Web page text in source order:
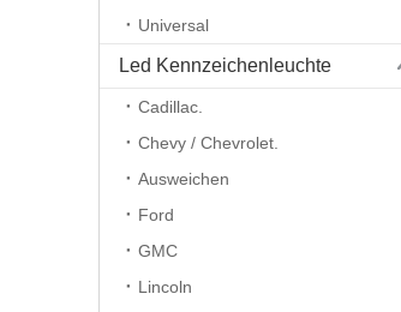
Universal
Led Kennzeichenleuchte
Cadillac.
Chevy / Chevrolet.
Ausweichen
Ford
GMC
Lincoln